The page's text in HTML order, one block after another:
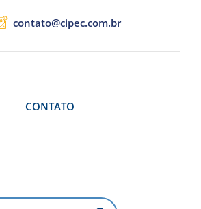
contato@cipec.com.br
CONTATO